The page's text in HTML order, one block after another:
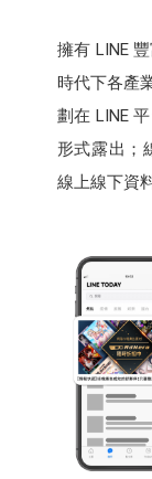
擁有 LINE
時代下各產
劃在 LINE
形式露出；
線上線下資